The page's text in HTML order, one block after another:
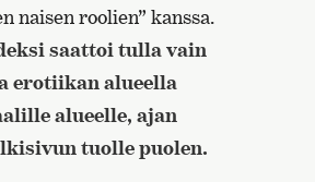
naisen roolien” kanssa.
saattoi tulla vain
erotiikan alueella
alueelle, ajan
tuolle puolen.